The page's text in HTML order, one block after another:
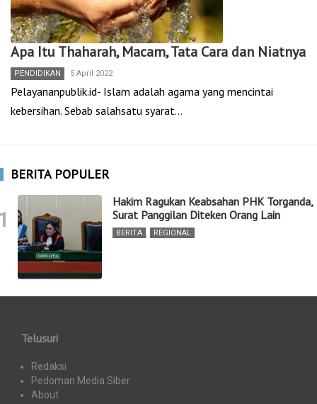
Apa Itu Thaharah, Macam, Tata Cara dan Niatnya
PENDIDIKAN 5 April 2022
Pelayananpublik.id- Islam adalah agama yang mencintai
kebersihan. Sebab salahsatu syarat…
BERITA POPULER
Hakim Ragukan Keabsahan PHK Torganda,
Surat Panggilan Diteken Orang Lain
BERITA , REGIONAL
Telusuri
Redaksi
Pedoman Media Siber
About